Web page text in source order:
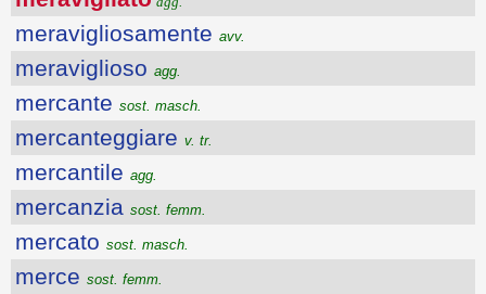
meravigliosamente avv.
meraviglioso agg.
mercante sost. masch.
mercanteggiare v. tr.
mercantile agg.
mercanzia sost. femm.
mercato sost. masch.
merce sost. femm.